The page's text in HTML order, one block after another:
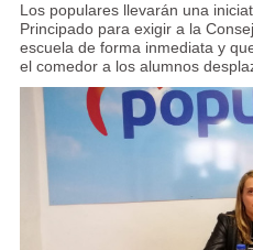
Los populares llevarán una
Principado para exigir a la
escuela de forma inmediata y
el comedor a los alumnos